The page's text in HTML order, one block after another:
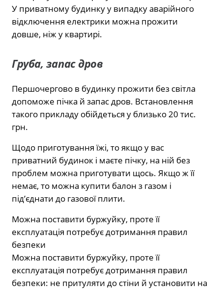
У приватному будинку у випадку аварійного
відключення електрики можна прожити
довше, ніж у квартирі.
Груба, запас дров
Першочергово в будинку прожити без світла
допоможе пічка й запас дров. Встановлення
такого прикладу обійдеться у близько 20 тис.
грн.
Щодо приготування їжі, то якщо у вас
приватний будинок і маєте пічку, на ній без
проблем можна приготувати щось. Якщо ж її
немає, то можна купити балон з газом і
під’єднати до газової плити.
Можна поставити буржуйку, проте її
експлуатація потребує дотримання правил
безпеки
Можна поставити буржуйку, проте її
експлуатація потребує дотримання правил
безпеки: не притуляти до стіни й установити на